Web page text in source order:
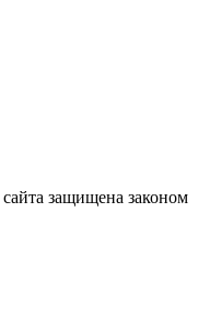
защищена законом